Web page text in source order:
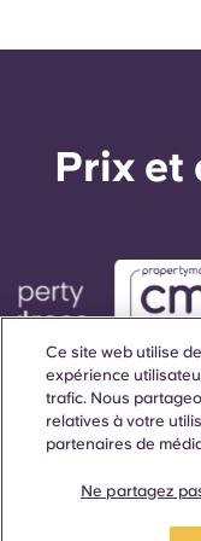
Prix ​​et
Ce site web utilise
expérience
trafic. Nous
relatives à votre
partenaires de
Ne partagez